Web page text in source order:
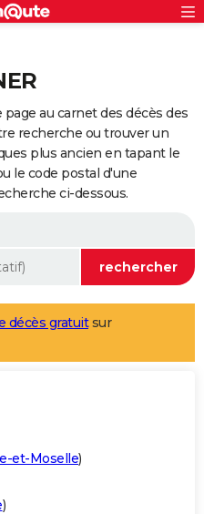
au carnet des décès des
recherche ou trouver un
plus ancien en tapant le
le code postal d'une
ci-dessous.
décès gratuitsur
et-Moselle)
)